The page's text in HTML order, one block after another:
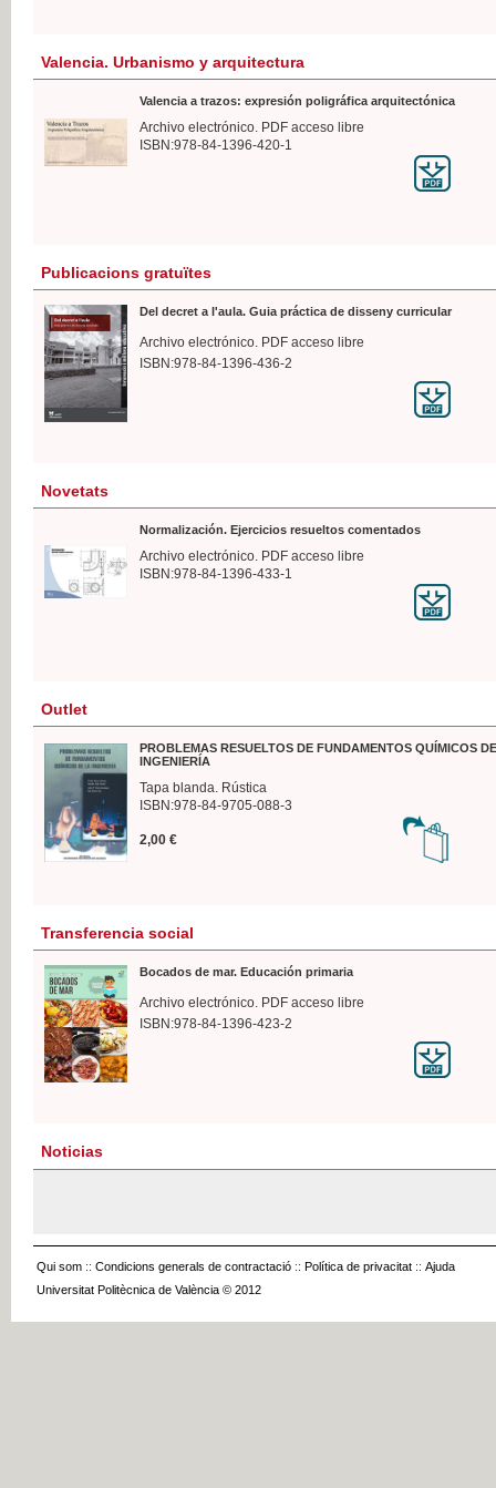
Valencia. Urbanismo y arquitectura
Valencia a trazos: expresión poligráfica arquitectónica
Archivo electrónico. PDF acceso libre
ISBN:978-84-1396-420-1
Publicacions gratuïtes
Del decret a l'aula. Guia práctica de disseny curricular
Archivo electrónico. PDF acceso libre
ISBN:978-84-1396-436-2
Novetats
Normalización. Ejercicios resueltos comentados
Archivo electrónico. PDF acceso libre
ISBN:978-84-1396-433-1
Outlet
PROBLEMAS RESUELTOS DE FUNDAMENTOS QUÍMICOS
INGENIERÍA
Tapa blanda. Rústica
ISBN:978-84-9705-088-3
2,00 €
Transferencia social
Bocados de mar. Educación primaria
Archivo electrónico. PDF acceso libre
ISBN:978-84-1396-423-2
Noticias
Qui som :: Condicions generals de contractació :: Política de privacitat :: Ajuda
Universitat Politècnica de València © 2012